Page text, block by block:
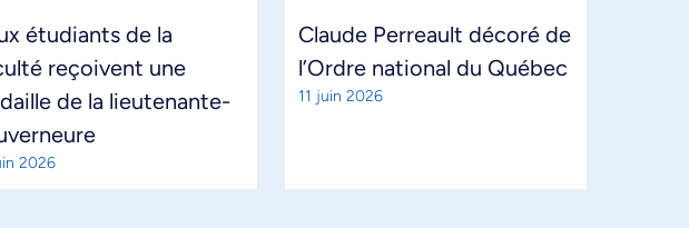
étudiants de la
reçoivent une
de la lieutenante-
2026
Claude Perreault décoré de
l’Ordre national du Québec
11 juin 2026